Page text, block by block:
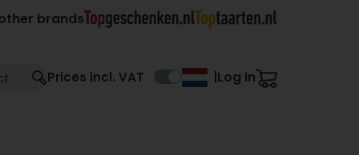
brands
Prices incl. VAT Log in